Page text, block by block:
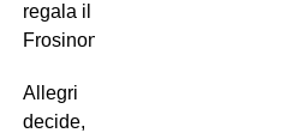
regala il
Frosinone.
Allegri
decide,